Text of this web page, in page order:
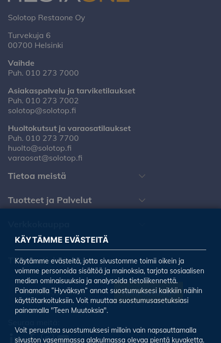
Solotop Restaone Oy
Turvekuja 6
00700 Helsinki
Vaihde
Puh. 010 273 7000
Asiakaspalvelu ja tarviketilaukset
Puh. 010 273 7002
solotop@solotop.fi
Huoltokutsut ja varaosatilaukset
Puh. 010 273 7700
huolto@solotop.fi
varaosat@solotop.fi
Tietoa meistä
Tuotteet ja Palvelut
Tilaa uutiskirjeemme
Tilaa uutiskirje
KÄYTÄMME EVÄSTEITÄ
Käytämme evästeitä, jotta sivustomme toimii oikein ja
voimme personoida sisältöä ja mainoksia, tarjota sosiaalisen
median ominaisuuksia ja analysoida tietoliikennettä.
Painamalla ”Hyväksyn” annat suostumuksesi kaikkiin näihin
käyttötarkoituksiin. Voit muuttaa suostumusasetuksiasi
painamalla "Teen Muutoksia".
Voit peruuttaa suostumuksesi milloin vain napsauttamalla
sivuston vasemmassa alakulmassa olevaa pientä kuvaketta.